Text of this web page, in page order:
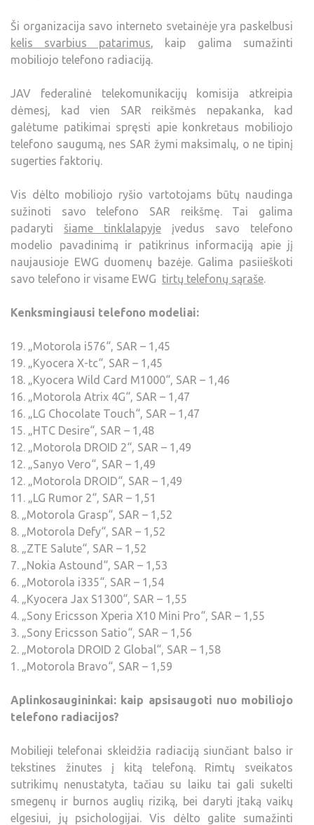
Ši organizacija savo interneto svetainėje yra paskelbusi
kelis svarbius patarimus, kaip galima sumažinti
mobiliojo telefono radiaciją.
JAV federalinė telekomunikacijų komisija atkreipia
dėmesį, kad vien SAR reikšmės nepakanka, kad
galėtume patikimai spręsti apie konkretaus mobiliojo
telefono saugumą, nes SAR žymi maksimalų, o ne tipinį
sugerties faktorių.
Vis dėlto mobiliojo ryšio vartotojams būtų naudinga
sužinoti savo telefono SAR reikšmę. Tai galima
padaryti šiame tinklalapyje įvedus savo telefono
modelio pavadinimą ir patikrinus informaciją apie jį
naujausioje EWG duomenų bazėje. Galima pasiieškoti
savo telefono ir visame EWG tirtų telefonų sąraše.
Kenksmingiausi telefono modeliai:
19. „Motorola i576“, SAR – 1,45
19. „Kyocera X-tc“, SAR – 1,45
18. „Kyocera Wild Card M1000“, SAR – 1,46
16. „Motorola Atrix 4G“, SAR – 1,47
16. „LG Chocolate Touch“, SAR – 1,47
15. „HTC Desire“, SAR – 1,48
12. „Motorola DROID 2“, SAR – 1,49
12. „Sanyo Vero“, SAR – 1,49
12. „Motorola DROID“, SAR – 1,49
11. „LG Rumor 2“, SAR – 1,51
8. „Motorola Grasp“, SAR – 1,52
8. „Motorola Defy“, SAR – 1,52
8. „ZTE Salute“, SAR – 1,52
7. „Nokia Astound“, SAR – 1,53
6. „Motorola i335“, SAR – 1,54
4. „Kyocera Jax S1300“, SAR – 1,55
4. „Sony Ericsson Xperia X10 Mini Pro“, SAR – 1,55
3. „Sony Ericsson Satio“, SAR – 1,56
2. „Motorola DROID 2 Global“, SAR – 1,58
1. „Motorola Bravo“, SAR – 1,59
Aplinkosaugininkai: kaip apsisaugoti nuo mobiliojo
telefono radiacijos?
Mobilieji telefonai skleidžia radiaciją siunčiant balso ir
tekstines žinutes į kitą telefoną. Rimtų sveikatos
sutrikimų nenustatyta, tačiau su laiku tai gali sukelti
smegenų ir burnos auglių riziką, bei daryti įtaką vaikų
elgesiui, jų psichologijai. Vis dėlto galite sumažinti